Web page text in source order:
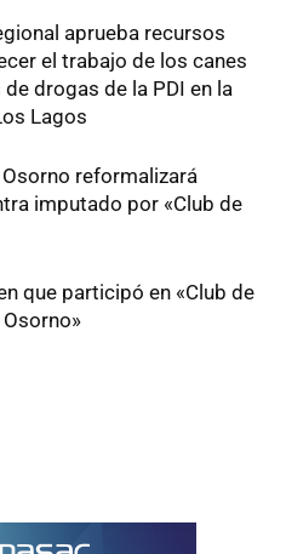
aprueba recursos
el trabajo de los canes
drogas de la PDI en la
Lagos
reformalizará
imputado por «Club de
que participó en «Club de
Osorno»